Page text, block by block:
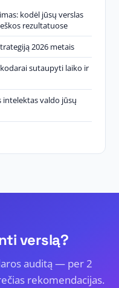
kodėl jūsų verslas
rezultatuose
2026 metais
sutaupyti laiko ir
intelektas valdo jūsų
verslą?
auditą — per 2
rekomendacijas.